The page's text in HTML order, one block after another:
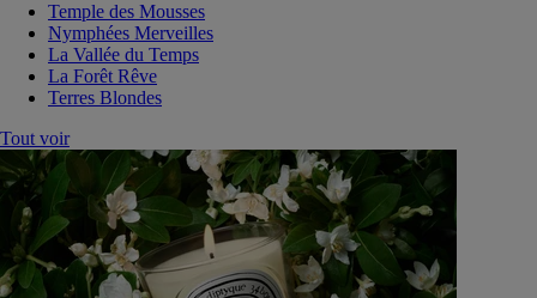
Temple des Mousses
Nymphées Merveilles
La Vallée du Temps
La Forêt Rêve
Terres Blondes
Tout voir